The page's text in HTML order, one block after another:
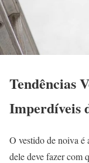
Tendências
Imperdíveis
O vestido de noiva é
dele deve fazer com